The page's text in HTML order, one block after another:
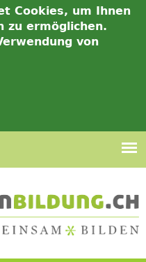
Cookies, um Ihnen
zu ermöglichen.
von